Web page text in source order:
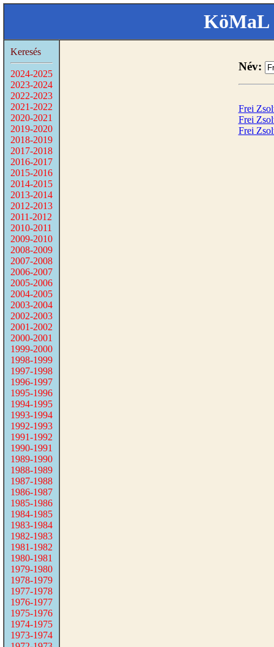
KöMaL
Keresés
2024-2025
2023-2024
2022-2023
2021-2022
2020-2021
2019-2020
2018-2019
2017-2018
2016-2017
2015-2016
2014-2015
2013-2014
2012-2013
2011-2012
2010-2011
2009-2010
2008-2009
2007-2008
2006-2007
2005-2006
2004-2005
2003-2004
2002-2003
2001-2002
2000-2001
1999-2000
1998-1999
1997-1998
1996-1997
1995-1996
1994-1995
1993-1994
1992-1993
1991-1992
1990-1991
1989-1990
1988-1989
1987-1988
1986-1987
1985-1986
1984-1985
1983-1984
1982-1983
1981-1982
1980-1981
1979-1980
1978-1979
1977-1978
1976-1977
1975-1976
1974-1975
1973-1974
Név:
Frei
Frei
Frei